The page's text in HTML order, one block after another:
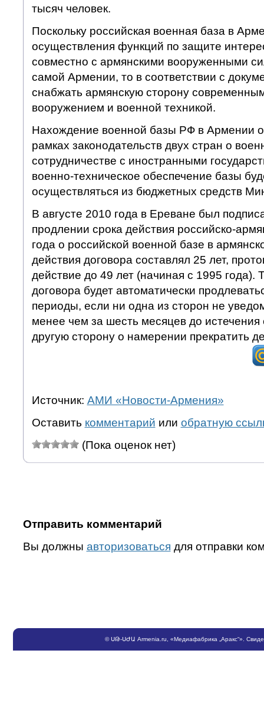
тысяч человек.
Поскольку российская военная база в
осуществления функций по защите
совместно с армянскими вооруженными
самой Армении, то в соответствии с
снабжать армянскую сторону
вооружением и военной техникой.
Нахождение военной базы РФ в Армении
рамках законодательств двух стран о
сотрудничестве с иностранными
военно-техническое обеспечение базы
осуществляться из бюджетных средств
В августе 2010 года в Ереване был
продлении срока действия российско-
года о российской военной базе в
действия договора составлял 25 лет,
действие до 49 лет (начиная с 1995 года).
договора будет автоматически
периоды, если ни одна из сторон не
менее чем за шесть месяцев до истечения
другую сторону о намерении прекратить
Источник: АМИ «Новости-Армения»
Оставить комментарий или обратную
(Пока оценок нет)
Отправить комментарий
Вы должны авторизоваться для отправки
©ՍԹ-ՍԺԱ Armenia.ru , «Медиафабрика „Аракс“».